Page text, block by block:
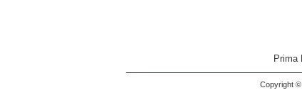
Prima
Copyright ©